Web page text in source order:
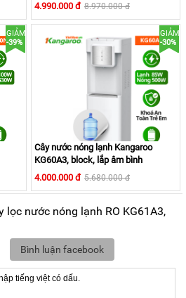
đun nước nóng siêu tốc với nhiệt
thống
làm lạnh bằng blocknhanh
10 độ C.
chóng và Tiện lợi
chủ yếu được làm bằng
4.990.000 đ 8.970.000 đ
GIẢM
-39%
GIẢM
-30%
Cây nước nóng lạnh Kangaroo
KG60A3, block, lắp âm bình
4.000.000 đ 5.680.000 đ
lọc nước nóng lạnh RO KG61A3,
Bình luận facebook